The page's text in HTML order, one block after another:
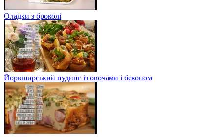
Оладки з броколі
Йоркширський пудинг із овочами і беконом